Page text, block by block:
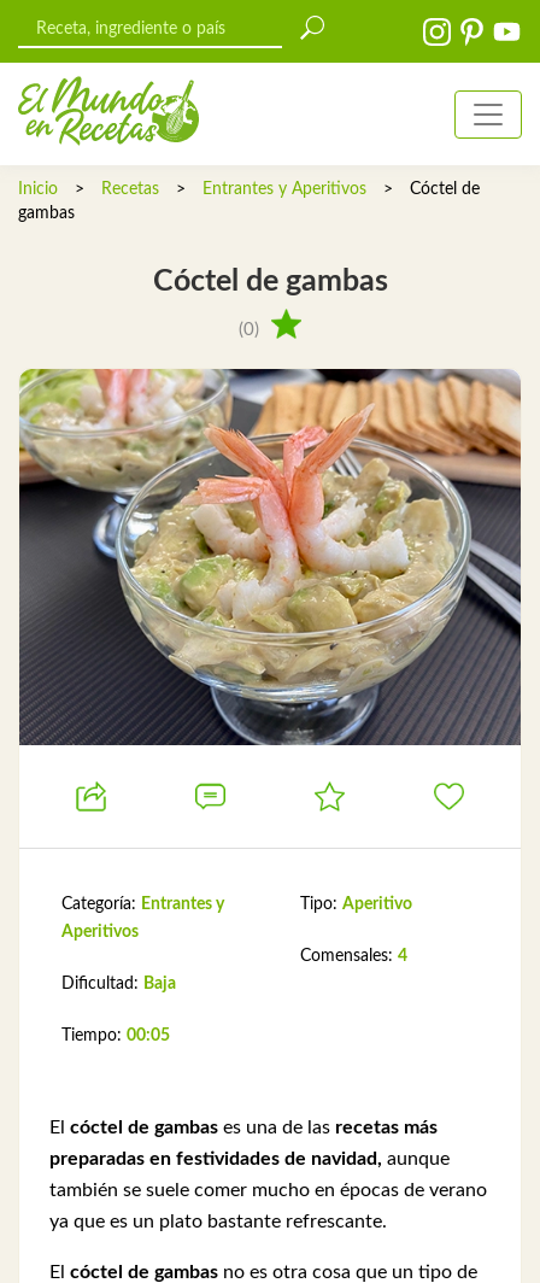
Inicio > Recetas > Entrantes y Aperitivos >
Cóctel de
gambas
Cóctel de gambas
(0)
Categoría: Entrantes y
Aperitivos
Dificultad: Baja
Tiempo: 00:05
Tipo: Aperitivo
Comensales: 4
El cóctel de gambas es una de las recetas más
preparadas en festividades de navidad, aunque
también se suele comer mucho en épocas de verano
ya que es un plato bastante refrescante.
El cóctel de gambas no es otra cosa que un tipo de